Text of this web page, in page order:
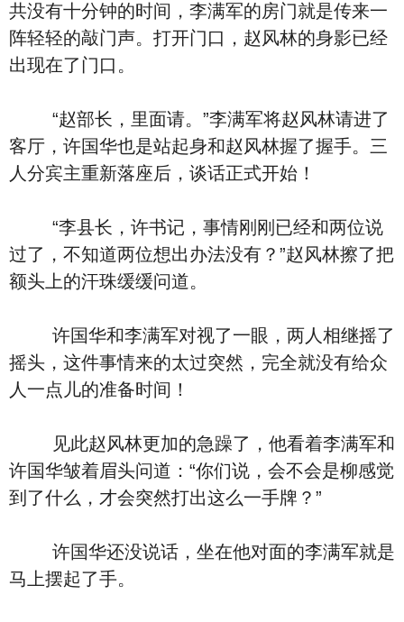
共没有十分钟的时间，李满军的房门就是传来一
阵轻轻的敲门声。打开门口，赵风林的身影已经
出现在了门口。
“赵部长，里面请。”李满军将赵风林请进了
客厅，许国华也是站起身和赵风林握了握手。三
人分宾主重新落座后，谈话正式开始！
“李县长，许书记，事情刚刚已经和两位说
过了，不知道两位想出办法没有？”赵风林擦了把
额头上的汗珠缓缓问道。
许国华和李满军对视了一眼，两人相继摇了
摇头，这件事情来的太过突然，完全就没有给众
人一点儿的准备时间！
见此赵风林更加的急躁了，他看着李满军和
许国华皱着眉头问道：“你们说，会不会是柳感觉
到了什么，才会突然打出这么一手牌？”
许国华还没说话，坐在他对面的李满军就是
马上摆起了手。